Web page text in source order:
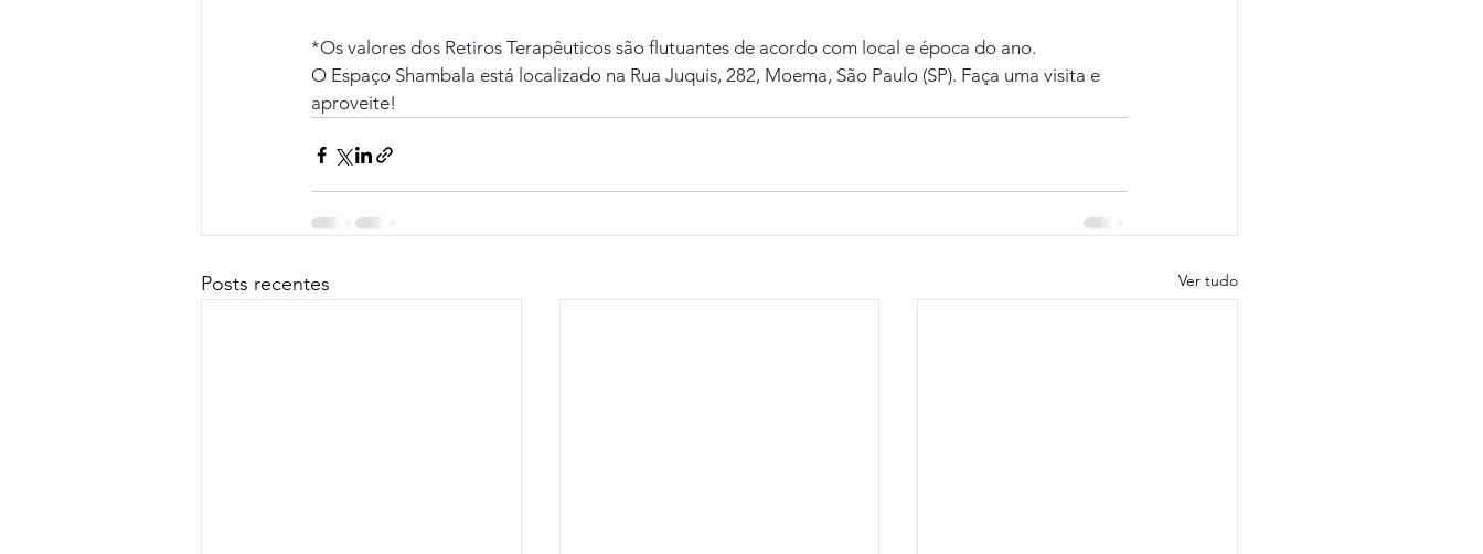
*Os valores dos Retiros Terapêuticos são flutuantes de acordo com local e época do ano.
O Espaço Shambala está localizado na Rua Juquis, 282, Moema, São Paulo (SP). Faça uma visita e
aproveite!
Posts recentes Ver tudo